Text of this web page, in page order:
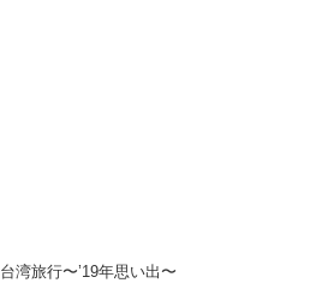
台湾旅行〜’19年思い出〜